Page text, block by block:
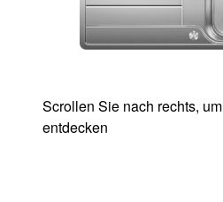
Scrollen Sie nach rechts,
entdecken